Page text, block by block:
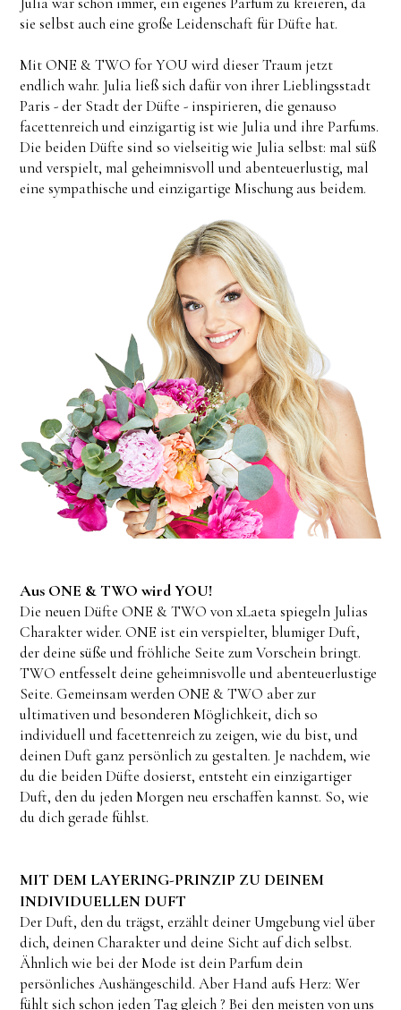
sie selbst auch eine große Leidenschaft für Düfte hat.
Mit ONE & TWO for YOU wird dieser Traum jetzt
endlich wahr. Julia ließ sich dafür von ihrer Lieblingsstadt
Paris - der Stadt der Düfte - inspirieren, die genauso
facettenreich und einzigartig ist wie Julia und ihre Parfums.
Die beiden Düfte sind so vielseitig wie Julia selbst: mal süß
und verspielt, mal geheimnisvoll und abenteuerlustig, mal
eine sympathische und einzigartige Mischung aus beidem.
Aus ONE & TWO wird YOU!
Die neuen Düfte ONE & TWO von xLaeta spiegeln Julias
Charakter wider. ONE ist ein verspielter, blumiger Duft,
der deine süße und fröhliche Seite zum Vorschein bringt.
TWO entfesselt deine geheimnisvolle und abenteuerlustige
Seite. Gemeinsam werden ONE & TWO aber zur
ultimativen und besonderen Möglichkeit, dich so
individuell und facettenreich zu zeigen, wie du bist, und
deinen Duft ganz persönlich zu gestalten. Je nachdem, wie
du die beiden Düfte dosierst, entsteht ein einzigartiger
Duft, den du jeden Morgen neu erschaffen kannst. So, wie
du dich gerade fühlst.
MIT DEM LAYERING-PRINZIP ZU DEINEM
INDIVIDUELLEN DUFT
Der Duft, den du trägst, erzählt deiner Umgebung viel über
dich, deinen Charakter und deine Sicht auf dich selbst.
Ähnlich wie bei der Mode ist dein Parfum dein
persönliches Aushängeschild. Aber Hand aufs Herz: Wer
fühlt sich schon jeden Tag gleich ? Bei den meisten von uns